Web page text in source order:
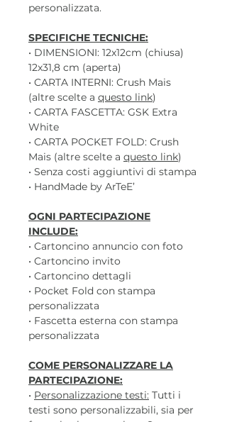
personalizzata.
SPECIFICHE TECNICHE:
• DIMENSIONI: 12x12cm (chiusa)
12x31,8 cm (aperta)
• CARTA INTERNI: Crush Mais
(altre scelte a questo link)
• CARTA FASCETTA: GSK Extra
White
• CARTA POCKET FOLD: Crush
Mais (altre scelte a questo link)
• Senza costi aggiuntivi di stampa
• HandMade by ArTeE’
OGNI PARTECIPAZIONE
INCLUDE:
• Cartoncino annuncio con foto
• Cartoncino invito
• Cartoncino dettagli
• Pocket Fold con stampa
personalizzata
• Fascetta esterna con stampa
personalizzata
COME PERSONALIZZARE LA
PARTECIPAZIONE:
• Personalizzazione testi: Tutti i
testi sono personalizzabili, sia per